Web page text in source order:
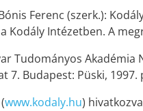
Ferenc (szerk.):
Kodály Intézetben. A
Tudományos
Budapest: Püski, 1997.
www.kodaly.hu)